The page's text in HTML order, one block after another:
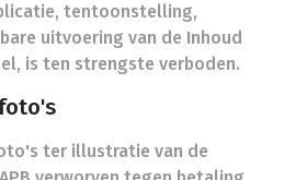
tentoonstelling,
uitvoering van de Inhoud
is ten strengste verboden.
ter illustratie van de